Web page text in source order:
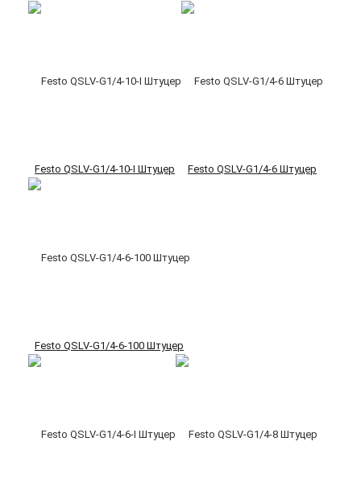
Festo QSLV-G1/4-10-I Штуцер Festo QSLV-G1/4-6 Штуцер
Festo QSLV-G1/4-6-100 Штуцер